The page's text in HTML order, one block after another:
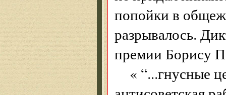
попойки в
разрывалось.
премии Борису
« “...гнусные